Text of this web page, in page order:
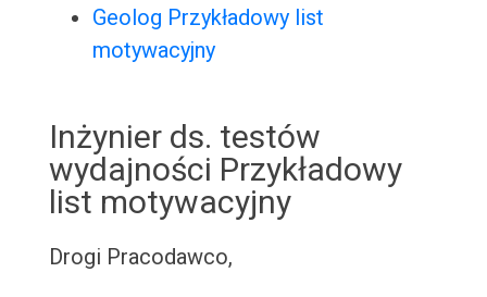
Geolog Przykładowy list
motywacyjny
Inżynier ds. testów
wydajności Przykładowy
list motywacyjny
Drogi Pracodawco,